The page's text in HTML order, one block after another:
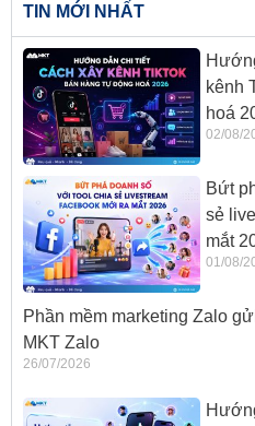
TIN MỚI NHẤT
kênh
hoá
02/08/
Bứt
sẻ
mắt
01/08/
Phần mềm marketing Zalo
MKT Zalo
26/07/2026